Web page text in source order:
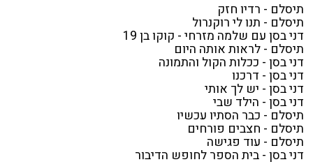
תיסלם - רדיו חזק
תיסלם - תנו לי רוקנרול
דני בסן עם שלמה מזרחי - קוקו בן 19
תיסלם - לראות אותה היום
דני בסן - ככלות הקול והתמונה
דני בסן - דרכנו
דני בסן - יש לך אותי
דני בסן - הילד שבי
תיסלם - כבר הסתיו עכשיו
תיסלם - חצבים פורחים
תיסלם - עוד פגישה
דני בסן - בית הספר לחופש הדיבור